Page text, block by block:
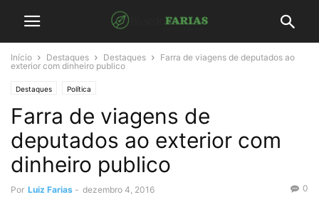
Início Destaques Destaques
Farra de viagens de deputados ao
exterior com dinheiro publico
Destaques Política
Farra de viagens de
deputados ao exterior com
dinheiro publico
Por Luiz Farias - dezembro 4, 2016 0